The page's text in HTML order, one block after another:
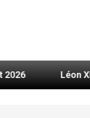
Léon XIV en France